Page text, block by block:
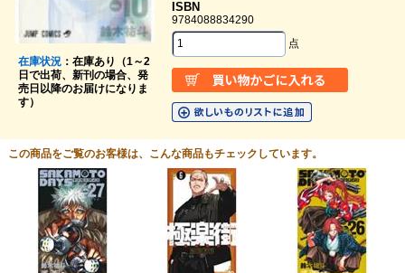
在庫状況：在庫あり（1～2
日で出荷、新刊の場合、発
売日以降のお届けになりま
す）
ISBN
9784088834290
点
この商品をご覧のお客様は、こんな商品もチェックしています。